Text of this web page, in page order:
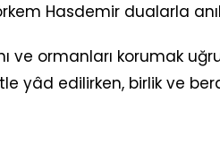
Hasdemir dualarla
ve ormanları korumak
yâd edilirken, birlik ve